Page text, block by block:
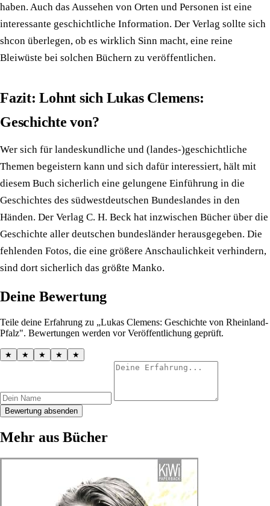
haben. Auch das Aussehen von Orten und Personen ist eine
interessante geschichtliche Information. Der Verlag sollte sich
shcon überlegen, ob es wirklich Sinn macht, eine reine
Bleiwüste bei solchen Büchern zu veröffentlichen.
Fazit: Lohnt sich Lukas Clemens:
Geschichte von?
Wer sich für landeskundliche und (landes-)geschichtliche
Themen begeistern kann und sich dafür interessiert, hält mit
diesem Buch sicherlich eine gelungene Einführung in die
Geschichtes des südwestdeutschen Bundeslandes in den
Händen. Der Verlag C. H. Beck hat inzwischen Bücher über die
Geschichte aller deutschen bundesländer herausgegeben. Die
fehlenden Fotos, die eine größere Anschaulichkeit verhindern,
sind dort sicherlich das größte Manko.
Deine Bewertung
Teile deine Erfahrung zu „Lukas Clemens: Geschichte von Rheinland-
Pfalz". Bewertungen werden vor Veröffentlichung geprüft.
★ ★ ★ ★ ★
Bewertung absenden
Mehr aus Bücher